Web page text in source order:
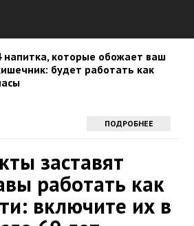
напитка, которые обожает ваш
будет работать как
ПОДРОБНЕЕ
заставят
работать как
включите их в